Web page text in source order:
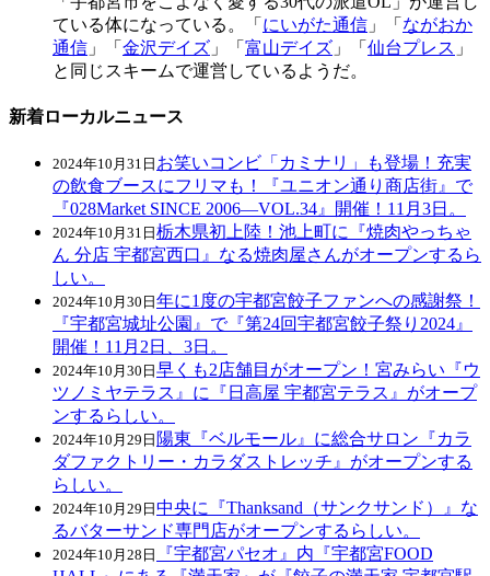
ている体になっている。「 にいがた通信 」「 ながおか
通信 」「 金沢デイズ 」「 富山デイズ 」「 仙台プレス 」
と同じスキームで運営しているようだ。
新着ローカルニュース
2024年10月31日 お笑いコンビ「カミナリ」も登場！充実
の飲食ブースにフリマも！『ユニオン通り商店街』で
『028Market SINCE 2006—VOL.34』開催！11月3日。
2024年10月31日 栃木県初上陸！池上町に『焼肉やっちゃ
ん 分店 宇都宮西口』なる焼肉屋さんがオープンするら
しい。
2024年10月30日 年に1度の宇都宮餃子ファンへの感謝祭！
『宇都宮城址公園』で『第24回宇都宮餃子祭り2024』
開催！11月2日、3日。
2024年10月30日 早くも2店舗目がオープン！宮みらい『ウ
ツノミヤテラス』に『日高屋 宇都宮テラス』がオープ
ンするらしい。
2024年10月29日 陽東『ベルモール』に総合サロン『カラ
ダファクトリー・カラダストレッチ』がオープンする
らしい。
2024年10月29日 中央に『Thanksand（サンクサンド）』な
るバターサンド専門店がオープンするらしい。
2024年10月28日
『宇都宮パセオ』内『宇都宮FOOD